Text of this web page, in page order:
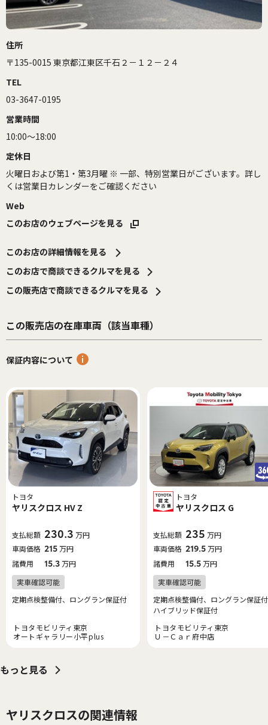
住所
〒135-0015 東京都江東区千石２－１２－２４
TEL
03-3647-0195
営業時間
10:00～18:00
定休日
火曜日および第1・第3月曜 ※ 一部、特別営業日がございます。詳し
くは営業日カレンダーをご確認ください
Web
このお店のウェブページを見る
このお店の詳細情報を見る
このお店で商談できるクルマを見る
この販売店で商談できるクルマを見る
この販売店の在庫車両（該当車種）
保証内容について
トヨタ
ヤリスクロス HV Z
支払総額 230.3 万円
車両価格 215万円
諸費用
15.3万円
定期点検整備付、ロングラン保証付
トヨタモビリティ東京
オートギャラリー小平plus
トヨタ
ヤリスクロス G
支払総額 235 万円
車両価格 219.5万円
諸費用
15.5万円
定期点検整備付、ロングラン保証
ハイブリッド保証付
トヨタモビリティ東京
Ｕ－Ｃａｒ府中店
もっと見る
ヤリスクロスの関連情報